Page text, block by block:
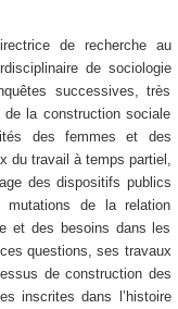
de recherche au
de sociologie
successives, très
la construction sociale
des femmes et des
du travail à temps partiel,
des dispositifs publics
mutations de la relation
et des besoins dans les
questions, ses travaux
de construction des
inscrites dans l’histoire